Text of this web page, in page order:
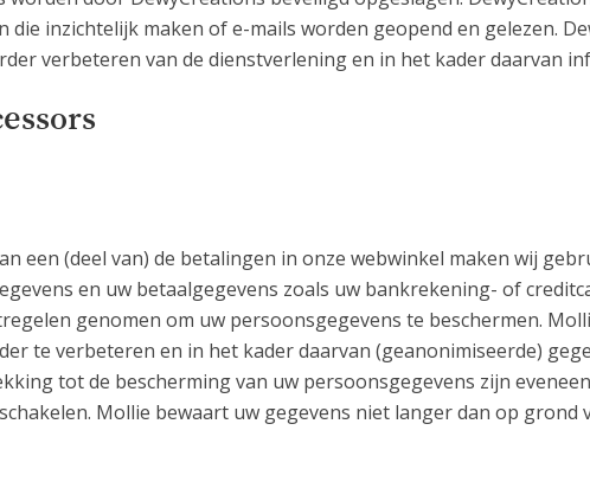
die inzichtelijk maken of e-mails worden geopend en gelezen.
verbeteren van de dienstverlening en in het kader daarvan
een (deel van) de betalingen in onze webwinkel maken wij
en uw betaalgegevens zoals uw bankrekening- of
genomen om uw persoonsgegevens te beschermen.
te verbeteren en in het kader daarvan (geanonimiseerde)
tot de bescherming van uw persoonsgegevens zijn
Mollie bewaart uw gegevens niet langer dan op